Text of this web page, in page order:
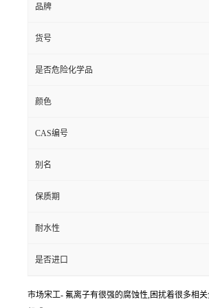
品牌
货号
是否危险化学品
颜色
CAS编号
别名
保质期
耐水性
是否进口
市场宋工- 氟离子有很强的腐蚀性,困扰着很多相